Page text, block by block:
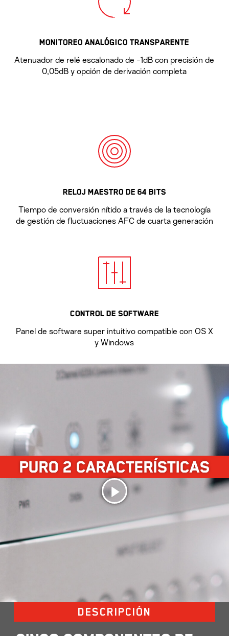
MONITOREO ANALÓGICO TRANSPARENTE
Atenuador de relé escalonado de -1dB con precisión de
0,05dB y opción de derivación completa
RELOJ MAESTRO DE 64 BITS
Tiempo de conversión nítido a través de la tecnología
de gestión de fluctuaciones AFC de cuarta generación
CONTROL DE SOFTWARE
Panel de software super intuitivo compatible con OS X
y Windows
PURO 2 CARACTERÍSTICAS
Play
Video
DESCRIPCIÓN